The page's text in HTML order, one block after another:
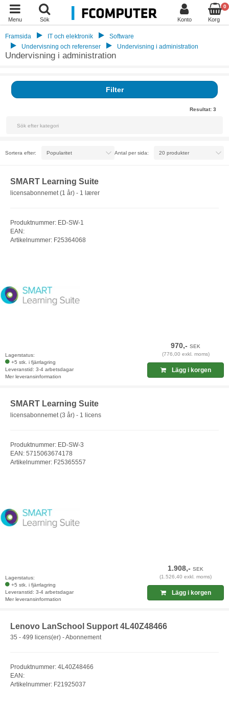
Menu Sök Konto
0
Korg
Framsida IT och elektronik
Software
Undervisning och referenser
Undervisning i administration
Undervisning i administration
Filter
Resultat: 3
Sortera efter: Antal per sida:
SMART Learning Suite
licensabonnemet (1 år) - 1 lærer
Produktnummer: ED-SW-1
EAN:
Artikelnummer: F25364068
Lagerstatus:
+5 stk. i fjärrlagring
Leveranstid: 3-4 arbetsdagar
Mer leveransinformation
970,-SEK
(776,00 exkl. moms)
Lägg i korgen
SMART Learning Suite
licensabonnemet (3 år) - 1 licens
Produktnummer: ED-SW-3
EAN: 5715063674178
Artikelnummer: F25365557
Lagerstatus:
+5 stk. i fjärrlagring
Leveranstid: 3-4 arbetsdagar
Mer leveransinformation
1.908,-SEK
(1.526,40 exkl. moms)
Lägg i korgen
Lenovo LanSchool Support 4L40Z48466
35 - 499 licens(er) - Abonnement
Produktnummer: 4L40Z48466
EAN:
Artikelnummer: F21925037